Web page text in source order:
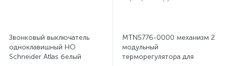
Звонковый выключатель
одноклавишный НО
Schneider Atlas белый
MTN5776-0000 механизм 2
модульный
терморегулятора для